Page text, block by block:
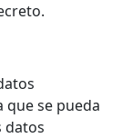
que se pueda
datos